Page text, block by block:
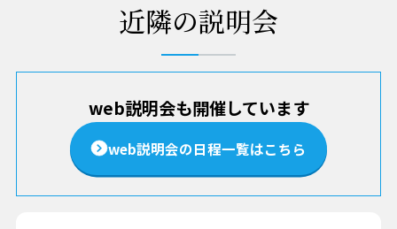
近隣の説明会
web説明会も開催しています
web説明会の日程一覧はこちら